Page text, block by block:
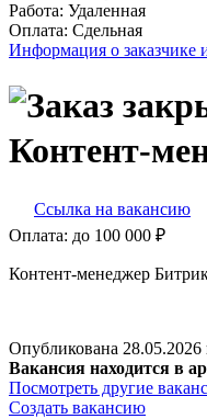
Работа: Удаленная
Оплата: Сдельная
Информация о заказчике
Контент-
Ссылка на вакансию
Оплата: до 100 000 ₽
Контент-менеджер
Опубликована 28.05.2026
Вакансия находится в
Посмотреть другие
Создать вакансию